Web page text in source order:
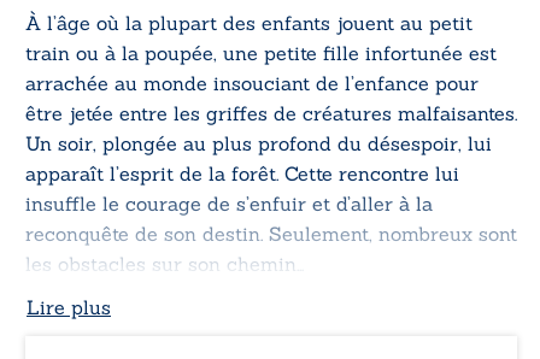
À l’âge où la plupart des enfants jouent au petit
train ou à la poupée, une petite fille infortunée est
arrachée au monde insouciant de l’enfance pour
être jetée entre les griffes de créatures malfaisantes.
Un soir, plongée au plus profond du désespoir, lui
apparaît l’esprit de la forêt. Cette rencontre lui
insuffle le courage de s’enfuir et d’aller à la
reconquête de son destin. Seulement, nombreux sont
les obstacles sur son chemin…
Lire plus